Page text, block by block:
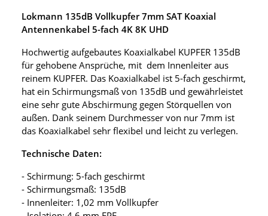
Lokmann 135dB Vollkupfer 7mm SAT Koaxial
Antennenkabel 5-fach 4K 8K UHD
Hochwertig aufgebautes Koaxialkabel KUPFER 135dB
für gehobene Ansprüche, mit dem Innenleiter aus
reinem KUPFER. Das Koaxialkabel ist 5-fach geschirmt,
hat ein Schirmungsmaß von 135dB und gewährleistet
eine sehr gute Abschirmung gegen Störquellen von
außen. Dank seinem Durchmesser von nur 7mm ist
das Koaxialkabel sehr flexibel und leicht zu verlegen.
Technische Daten:
- Schirmung: 5-fach geschirmt
- Schirmungsmaß: 135dB
- Innenleiter: 1,02 mm Vollkupfer